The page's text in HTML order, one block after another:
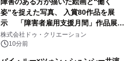
障害のある方が描いた絵画と“働く
姿”を捉えた写真、 入賞80作品を展
示 「障害者雇用支援月間」作品展示
会を 東京・愛知で開催
株式会社ドゥ・クリエーション
10分前